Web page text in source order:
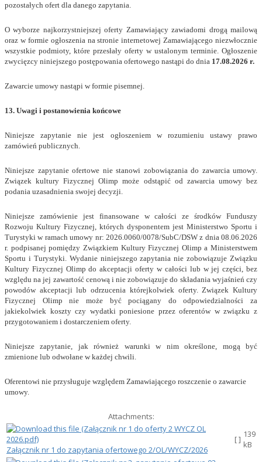
pozostałych ofert dla danego zapytania.
O wyborze najkorzystniejszej oferty Zamawiający zawiadomi drogą mailową
oraz w formie ogłoszenia na stronie internetowej Zamawiającego niezwłocznie
wszystkie podmioty, które przesłały oferty w ustalonym terminie. Ogłoszenie
zwycięzcy niniejszego postępowania ofertowego nastąpi do dnia 17.08.2026 r.
Zawarcie umowy nastąpi w formie pisemnej.
13. Uwagi i postanowienia końcowe
Niniejsze zapytanie nie jest ogłoszeniem w rozumieniu ustawy prawo
zamówień publicznych.
Niniejsze zapytanie ofertowe nie stanowi zobowiązania do zawarcia umowy.
Związek kultury Fizycznej Olimp może odstąpić od zawarcia umowy bez
podania uzasadnienia swojej decyzji.
Niniejsze zamówienie jest finansowane w całości ze środków Funduszy
Rozwoju Kultury Fizycznej, których dysponentem jest Ministerstwo Sportu i
Turystyki w ramach umowy nr: 2026.0060/0078/SubC/DSW z dnia 08.06.2026
r. podpisanej pomiędzy Związkiem Kultury Fizycznej Olimp a Ministerstwem
Sportu i Turystyki. Wydanie niniejszego zapytania nie zobowiązuje Związku
Kultury Fizycznej Olimp do akceptacji oferty w całości lub w jej części, bez
względu na jej zawartość cenową i nie zobowiązuje do składania wyjaśnień czy
powodów akceptacji lub odrzucenia którejkolwiek oferty. Związek Kultury
Fizycznej Olimp nie może być pociągany do odpowiedzialności za
jakiekolwiek koszty czy wydatki poniesione przez oferentów w związku z
przygotowaniem i dostarczeniem oferty.
Niniejsze zapytanie, jak również warunki w nim określone, mogą być
zmienione lub odwołane w każdej chwili.
Oferentowi nie przysługuje względem Zamawiającego roszczenie o zawarcie
umowy.
Attachments:
Załącznik nr 1 do zapytania ofertowego 2/OL/WYCZ/2026
[ ] 139
kB